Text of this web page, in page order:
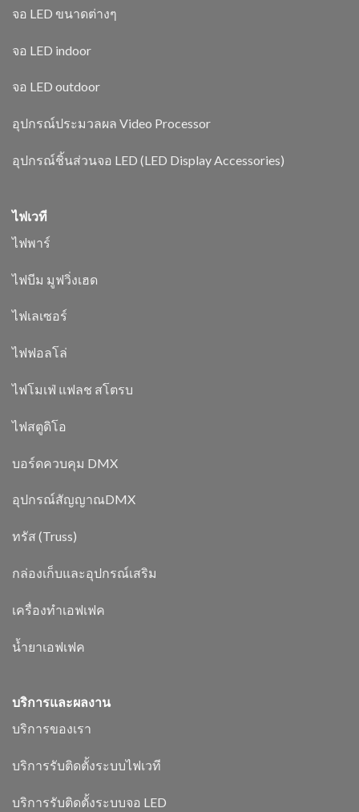
จอ LED ขนาดต่างๆ
จอ LED indoor
จอ LED outdoor
อุปกรณ์ประมวลผล Video Processor
อุปกรณ์ชิ้นส่วนจอ LED (LED Display Accessories)
ไฟเวที
ไฟพาร์
ไฟบีม มูฟวิ่งเฮด
ไฟเลเซอร์
ไฟฟอลโล่
ไฟโมเฟ่ แฟลช สโตรบ
ไฟสตูดิโอ
บอร์ดควบคุม DMX
อุปกรณ์สัญญาณDMX
ทรัส (Truss)
กล่องเก็บและอุปกรณ์เสริม
เครื่องทำเอฟเฟค
น้ำยาเอฟเฟค
บริการและผลงาน
บริการของเรา
บริการรับติดตั้งระบบไฟเวที
บริการรับติดตั้งระบบจอ LED